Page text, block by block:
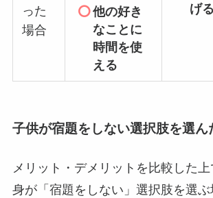
った
場合
他の好き
なことに
時間を使
える
げ
子供が宿題をしない選択肢を選ん
メリット・デメリットを比較した
身が「宿題をしない」選択肢を選ぶ